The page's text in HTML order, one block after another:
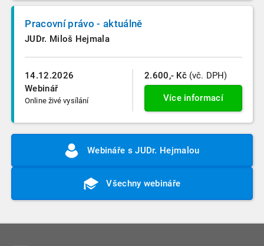
14.12.2026
Webinář
Online živé vysílání
Pracovní právo - aktuálně
JUDr. Miloš Hejmala
2.600,- Kč (vč. DPH)
Více informací
Webináře s JUDr. Hejmalou
Všechny webináře